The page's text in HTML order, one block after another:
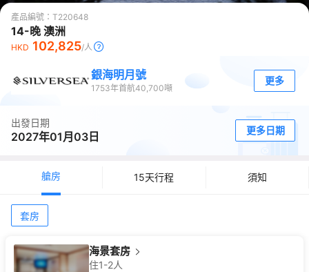
產品編號： T220648
14-晚 澳洲
HKD 102,825/人
銀海明月號
1753年首航40,700噸
更多
出發日期
2027年01月03日 更多日期
艙房 15天行程 須知
套房
海景套房
住1-2人